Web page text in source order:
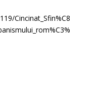
Cincinat_Sfin%C8